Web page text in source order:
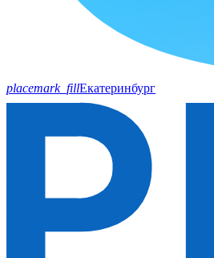
placemark_fillЕкатеринбург